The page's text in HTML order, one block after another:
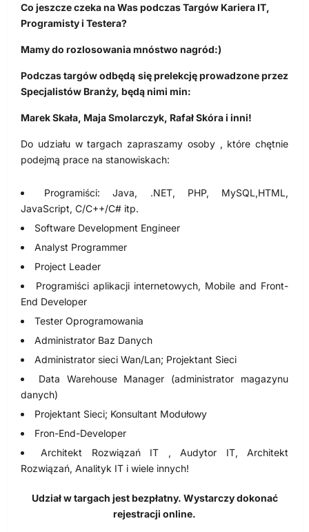
Co jeszcze czeka na Was podczas Targów Kariera IT,
Programisty i Testera?
Mamy do rozlosowania mnóstwo nagród:)
Podczas targów odbędą się prelekcję prowadzone przez
Specjalistów Branży, będą nimi min:
Marek Skała, Maja Smolarczyk, Rafał Skóra i inni!
Do udziału w targach zapraszamy osoby , które chętnie
podejmą prace na stanowiskach:
Programiści: Java, .NET, PHP, MySQL,HTML,
JavaScript, C/C++/C# itp.
Software Development Engineer
Analyst Programmer
Project Leader
Programiści aplikacji internetowych, Mobile and Front-
End Developer
Tester Oprogramowania
Administrator Baz Danych
Administrator sieci Wan/Lan; Projektant Sieci
Data Warehouse Manager (administrator magazynu
danych)
Projektant Sieci; Konsultant Modułowy
Fron-End-Developer
Architekt Rozwiązań IT , Audytor IT, Architekt
Rozwiązań, Analityk IT i wiele innych!
Udział w targach jest bezpłatny. Wystarczy dokonać
rejestracji online.